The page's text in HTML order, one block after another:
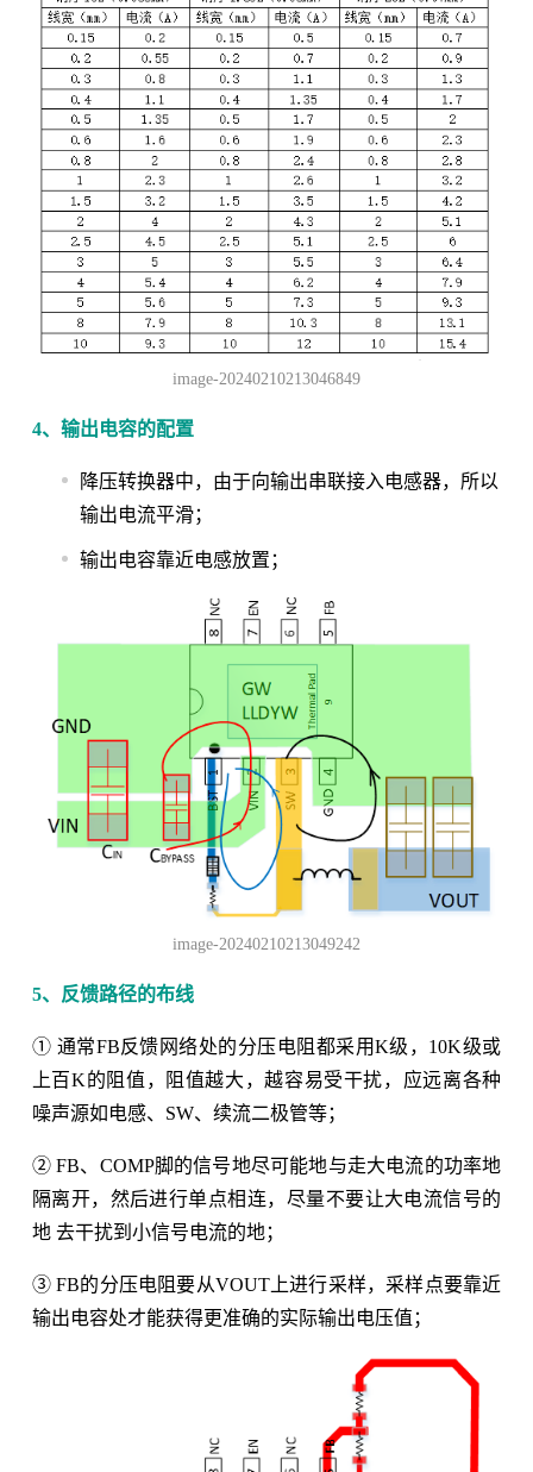
image-20240210213046849
4、输出电容的配置
降压转换器中，由于向输出串联接入电感器，所以
输出电流平滑；
输出电容靠近电感放置；
image-20240210213049242
5、反馈路径的布线
① 通常FB反馈网络处的分压电阻都采用K级，10K级或
上百K的阻值，阻值越大，越容易受干扰，应远离各种
噪声源如电感、SW、续流二极管等；
② FB、COMP脚的信号地尽可能地与走大电流的功率地
隔离开，然后进行单点相连，尽量不要让大电流信号的
地 去干扰到小信号电流的地；
③ FB的分压电阻要从VOUT上进行采样，采样点要靠近
输出电容处才能获得更准确的实际输出电压值；